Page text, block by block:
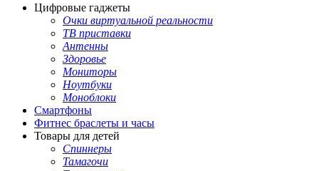
Цифровые гаджеты
Очки виртуальной реальности
ТВ приставки
Антенны
Здоровье
Мониторы
Ноутбуки
Моноблоки
Смартфоны
Фитнес браслеты и часы
Товары для детей
Спиннеры
Тамагочи